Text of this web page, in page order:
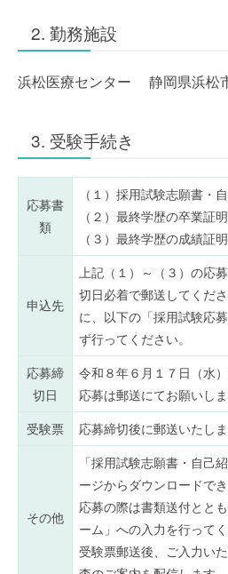
2. 勤務施設
浜松医療センター 静岡県浜松
3. 受験手続き
応募書
類
（１）採用試験志願書・
（２）最終学歴の卒業証
（３）最終学歴の成績証
申込先
上記（１）～（３）の応
切日必着で郵送してくだ
に、以下の「採用試験応
ず行ってください。
応募締
切日
令和８年６月１７日（水
応募は郵送にてお願いしま
受験票
応募締切後に郵送いたしま
その他
「採用試験志願書・自己
ージからダウンロードでき
応募の際は書類送付とと
ーム」への入力を行ってく
受験票郵送後、ご入力い